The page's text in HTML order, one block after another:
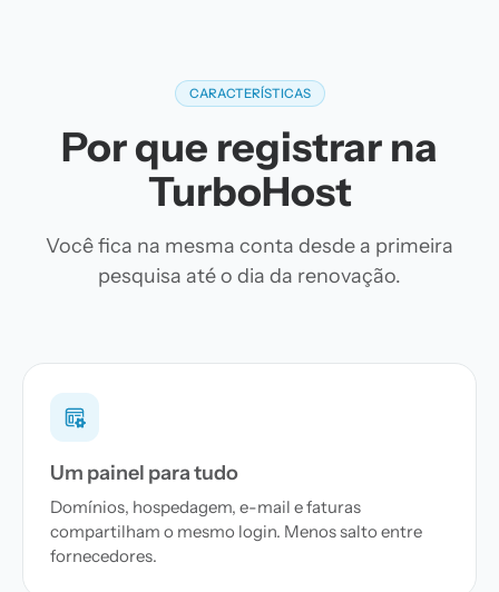
CARACTERÍSTICAS
Por que registrar na
TurboHost
Você fica na mesma conta desde a primeira
pesquisa até o dia da renovação.
Um painel para tudo
Domínios, hospedagem, e-mail e faturas
compartilham o mesmo login. Menos salto entre
fornecedores.